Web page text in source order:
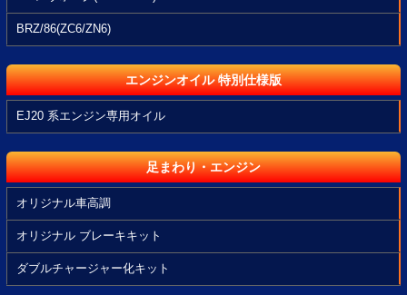
BRZ/86(ZC6/ZN6)
エンジンオイル 特別仕様版
EJ20 系エンジン専用オイル
足まわり・エンジン
オリジナル車高調
オリジナル ブレーキキット
ダブルチャージャー化キット